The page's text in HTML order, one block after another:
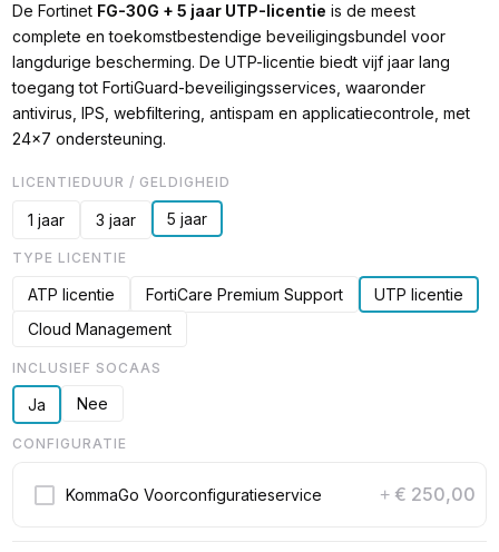
De Fortinet FG-30G + 5 jaar UTP-licentie is de meest
complete en toekomstbestendige beveiligingsbundel voor
langdurige bescherming. De UTP-licentie biedt vijf jaar lang
toegang tot FortiGuard-beveiligingsservices, waaronder
antivirus, IPS, webfiltering, antispam en applicatiecontrole, met
24×7 ondersteuning.
LICENTIEDUUR / GELDIGHEID
1 jaar 3 jaar 5 jaar
TYPE LICENTIE
ATP licentie FortiCare Premium Support
UTP licentie
Cloud Management
INCLUSIEF SOCAAS
Ja Nee
CONFIGURATIE
KommaGo Voorconfiguratieservice + € 250,00